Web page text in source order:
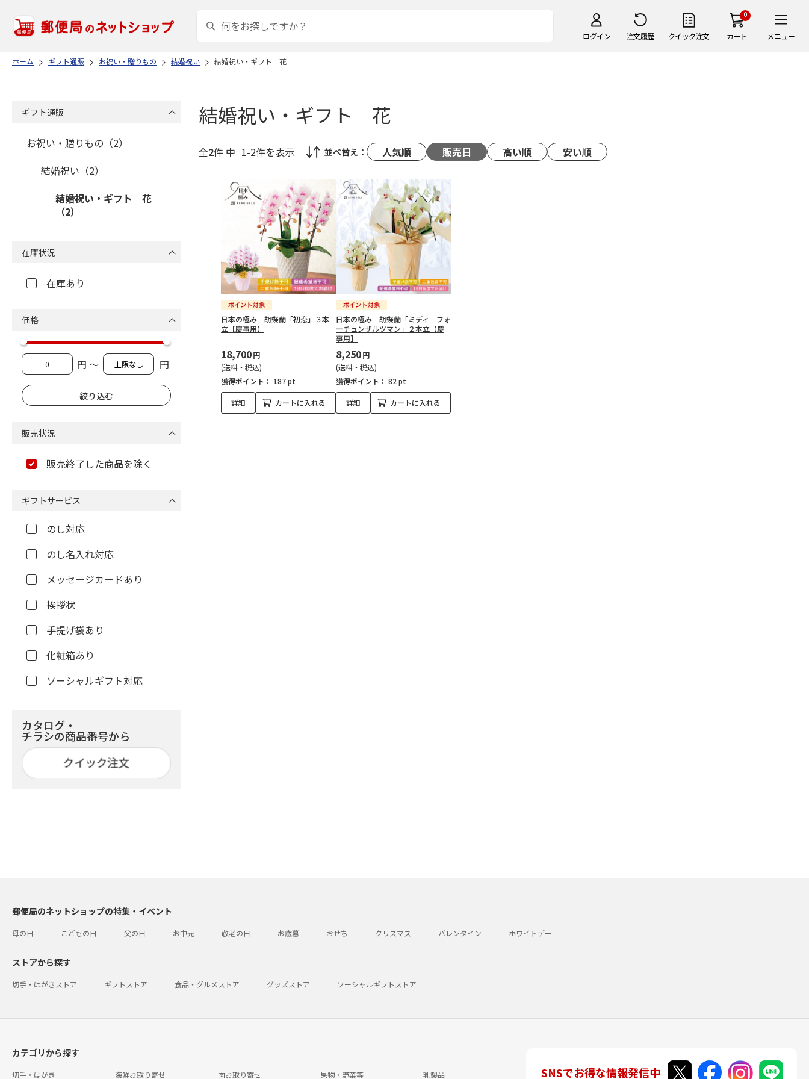
ログイン 注文履歴 クイック注文
0
カート メニュー
ホーム ギフト通販 お祝い・贈りもの 結婚祝い 結婚祝い・ギフト 花
結婚祝い・ギフト 花
全2件 中 1-2件を表示 並べ替え： 人気順 販売日 高い順 安い順
日本の極み 胡蝶蘭「初恋」３本
立【慶事用】
18,700円
(送料・税込)
獲得ポイント： 187 pt
詳細 カートに入れる
日本の極み 胡蝶蘭「ミディ フォ
ーチュンザルツマン」２本立【慶
事用】
8,250円
(送料・税込)
獲得ポイント： 82 pt
詳細 カートに入れる
ギフト通販
お祝い・贈りもの（2）
結婚祝い（2）
結婚祝い・ギフト 花
（2）
在庫状況
在庫あり
価格
円 ～ 円
販売状況
販売終了した商品を除く
ギフトサービス
のし対応
のし名入れ対応
メッセージカードあり
挨拶状
手提げ袋あり
化粧箱あり
ソーシャルギフト対応
カタログ・
チラシの商品番号から
郵便局のネットショップの特集・イベント
母の日 こどもの日 父の日 お中元 敬老の日 お歳暮 おせち クリスマス バレンタイン ホワイトデー
ストアから探す
切手・はがきストア ギフトストア 食品・グルメストア グッズストア ソーシャルギフトストア
カテゴリから探す
切手・はがき 海鮮お取り寄せ 肉お取り寄せ 果物・野菜等 乳製品 SNSでお得な情報発信中